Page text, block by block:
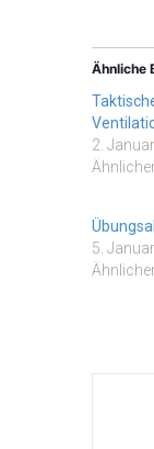
Ähnliche
2.
5.